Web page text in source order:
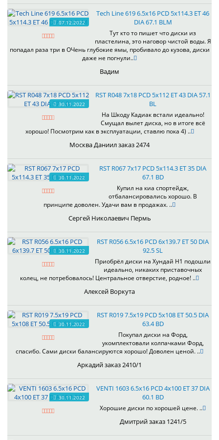
07.12.2022
Tech Line 619 6.5x16 PCD 5x114.3 ET 46
DIA 67.1 BLM
Тут кто то пишет что диски из
пластелина, это наговор чистой воды. Я
попадал раза три в ОЧень глубокие ямы, пробивало до кузова, диски
даже не погнули..
Вадим
30.11.2022
RST R048 7x18 PCD 5x112 ET 43 DIA 57.1
BL
На Шкоду Кадиак встали идеально!
Смущал вылет диска, но в итоге всё
хорошо! Посмотрим как в эксплуатации, ставлю пока 4) ..
Москва Даниил заказ 2474
30.11.2022
RST R067 7x17 PCD 5x114.3 ET 35 DIA
67.1 BD
Купил на киа спортейдж,
отбалансировались хорошо. В
принципе доволен. Удачи вам в продажах. ..
Сергей Николаевич Пермь
30.11.2022
RST R056 6.5x16 PCD 6x139.7 ET 50 DIA
92.5 SL
Приобрёл диски на Хундай H1 подошли
идеально, никаких приставочных
колец, не потребовалось! Центральное отверстие, родное! ..
Алексей Воркута
30.11.2022
RST R019 7.5x19 PCD 5x108 ET 50.5 DIA
63.4 BD
Покупал диски на Форд,
укомплектовали колпачками Форд,
спасибо. Сами диски балансируются хорошо! Доволен ценой. ..
Аркадий заказ 2410/1
30.11.2022
VENTI 1603 6.5x16 PCD 4x100 ET 37 DIA
60.1 BD
Хорошие диски по хорошей цене. ..
Дмитрий заказ 1241/5